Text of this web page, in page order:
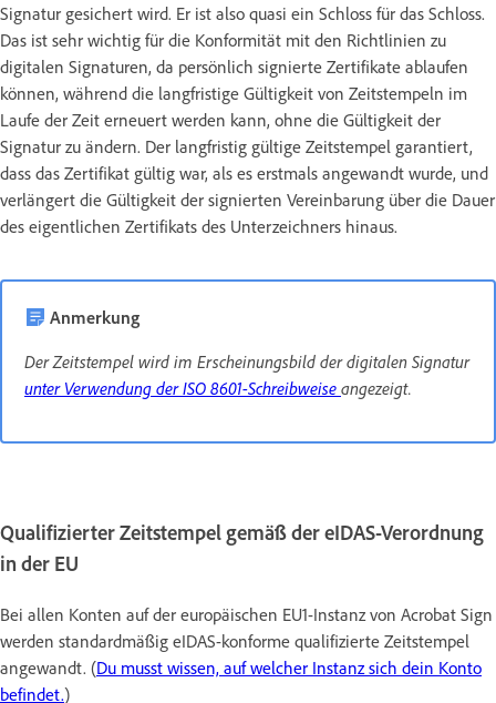
Signatur gesichert wird. Er ist also quasi ein Schloss für das Schloss.
Das ist sehr wichtig für die Konformität mit den Richtlinien zu
digitalen Signaturen, da persönlich signierte Zertifikate ablaufen
können, während die langfristige Gültigkeit von Zeitstempeln im
Laufe der Zeit erneuert werden kann, ohne die Gültigkeit der
Signatur zu ändern. Der langfristig gültige Zeitstempel garantiert,
dass das Zertifikat gültig war, als es erstmals angewandt wurde, und
verlängert die Gültigkeit der signierten Vereinbarung über die Dauer
des eigentlichen Zertifikats des Unterzeichners hinaus.
Anmerkung
Der Zeitstempel wird im Erscheinungsbild der digitalen Signatur
unter Verwendung der ISO 8601-Schreibweise angezeigt.
Qualifizierter Zeitstempel gemäß der eIDAS-Verordnung
in der EU
Bei allen Konten auf der europäischen EU1-Instanz von Acrobat Sign
werden standardmäßig eIDAS-konforme qualifizierte Zeitstempel
angewandt. (Du musst wissen, auf welcher Instanz sich dein Konto
befindet.)